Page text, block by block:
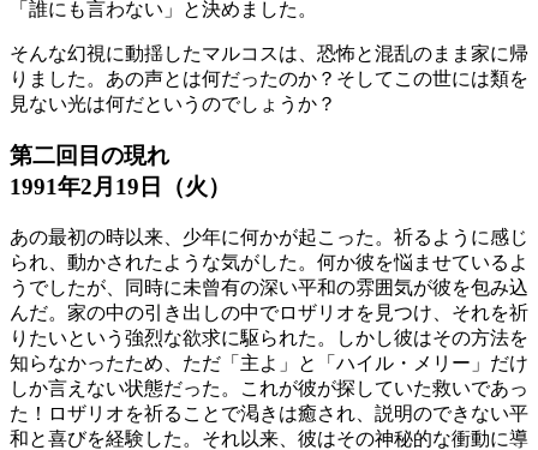
「誰にも言わない」と決めました。
そんな幻視に動揺したマルコスは、恐怖と混乱のまま家に帰
りました。あの声とは何だったのか？そしてこの世には類を
見ない光は何だというのでしょうか？
第二回目の現れ
1991年2月19日（火）
あの最初の時以来、少年に何かが起こった。祈るように感じ
られ、動かされたような気がした。何か彼を悩ませているよ
うでしたが、同時に未曾有の深い平和の雰囲気が彼を包み込
んだ。家の中の引き出しの中でロザリオを見つけ、それを祈
りたいという強烈な欲求に駆られた。しかし彼はその方法を
知らなかったため、ただ「主よ」と「ハイル・メリー」だけ
しか言えない状態だった。これが彼が探していた救いであっ
た！ロザリオを祈ることで渇きは癒され、説明のできない平
和と喜びを経験した。それ以来、彼はその神秘的な衝動に導